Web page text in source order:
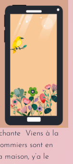
Viens à la
sont en
y’a le